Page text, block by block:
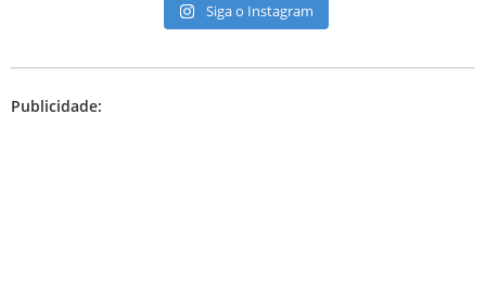
Siga o Instagram
Publicidade: